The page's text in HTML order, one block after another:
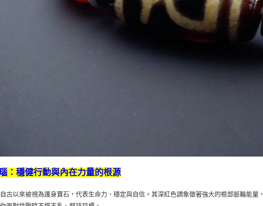
：穩健行動與內在力量的根源
古以來被視為護身寶石，代表生命力、穩定與自信。其深紅色調象徵著強大的根部脈輪能量